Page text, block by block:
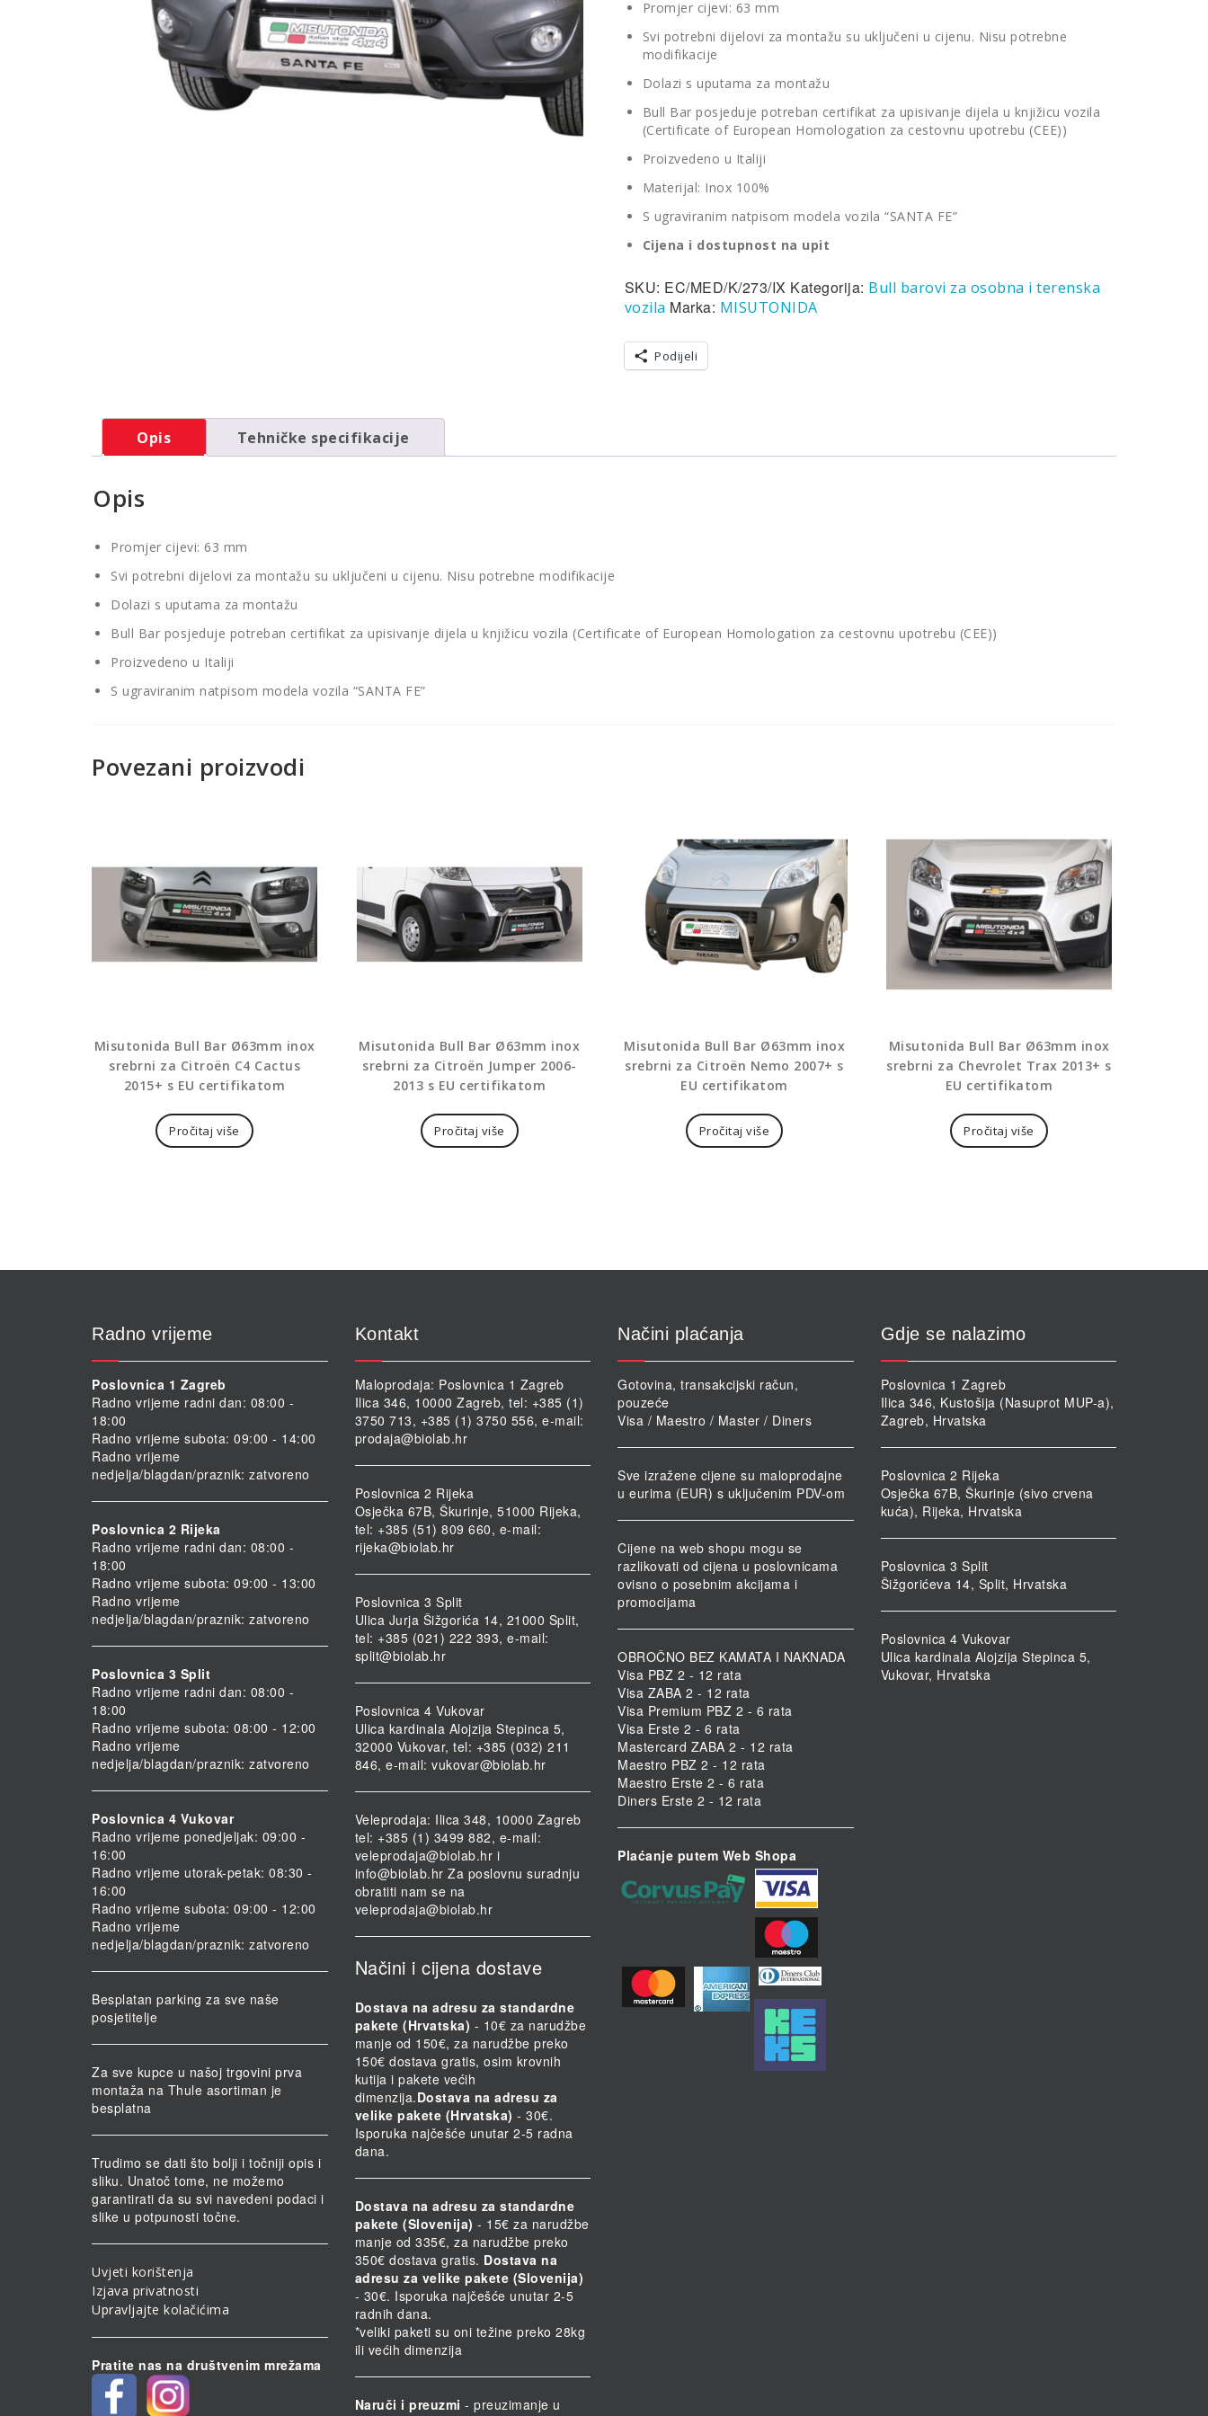
Promjer cijevi: 63 mm
Svi potrebni dijelovi za montažu su uključeni u cijenu. Nisu potrebne
modifikacije
Dolazi s uputama za montažu
Bull Bar posjeduje potreban certifikat za upisivanje dijela u knjižicu vozila
(Certificate of European Homologation za cestovnu upotrebu (CEE))
Proizvedeno u Italiji
Materijal: Inox 100%
S ugraviranim natpisom modela vozila “SANTA FE”
Cijena i dostupnost na upit
SKU: EC/MED/K/273/IX Kategorija: Bull barovi za osobna i terenska
vozila Marka: MISUTONIDA
Podijeli
Opis Tehničke specifikacije
Opis
Promjer cijevi: 63 mm
Svi potrebni dijelovi za montažu su uključeni u cijenu. Nisu potrebne modifikacije
Dolazi s uputama za montažu
Bull Bar posjeduje potreban certifikat za upisivanje dijela u knjižicu vozila (Certificate of European Homologation za cestovnu upotrebu (CEE))
Proizvedeno u Italiji
S ugraviranim natpisom modela vozila “SANTA FE”
Povezani proizvodi
Misutonida Bull Bar Ø63mm inox
srebrni za Citroën C4 Cactus
2015+ s EU certifikatom
Pročitaj više
Misutonida Bull Bar Ø63mm inox
srebrni za Citroën Jumper 2006-
2013 s EU certifikatom
Pročitaj više
Misutonida Bull Bar Ø63mm inox
srebrni za Citroën Nemo 2007+ s
EU certifikatom
Pročitaj više
Misutonida Bull Bar Ø63mm inox
srebrni za Chevrolet Trax 2013+ s
EU certifikatom
Pročitaj više
Radno vrijeme
Poslovnica 1 Zagreb
Radno vrijeme radni dan: 08:00 -
18:00
Radno vrijeme subota: 09:00 - 14:00
Radno vrijeme
nedjelja/blagdan/praznik: zatvoreno
Poslovnica 2 Rijeka
Radno vrijeme radni dan: 08:00 -
18:00
Radno vrijeme subota: 09:00 - 13:00
Radno vrijeme
nedjelja/blagdan/praznik: zatvoreno
Poslovnica 3 Split
Radno vrijeme radni dan: 08:00 -
18:00
Radno vrijeme subota: 08:00 - 12:00
Radno vrijeme
nedjelja/blagdan/praznik: zatvoreno
Poslovnica 4 Vukovar
Radno vrijeme ponedjeljak: 09:00 -
16:00
Radno vrijeme utorak-petak: 08:30 -
16:00
Radno vrijeme subota: 09:00 - 12:00
Radno vrijeme
nedjelja/blagdan/praznik: zatvoreno
Besplatan parking za sve naše
posjetitelje
Za sve kupce u našoj trgovini prva
montaža na Thule asortiman je
besplatna
Trudimo se dati što bolji i točniji opis i
sliku. Unatoč tome, ne možemo
garantirati da su svi navedeni podaci i
slike u potpunosti točne.
Uvjeti korištenja
Izjava privatnosti
Upravljajte kolačićima
Pratite nas na društvenim mrežama
Kontakt
Maloprodaja: Poslovnica 1 Zagreb
Ilica 346, 10000 Zagreb, tel: +385 (1)
3750 713, +385 (1) 3750 556, e-mail:
prodaja@biolab.hr
Poslovnica 2 Rijeka
Osječka 67B, Škurinje, 51000 Rijeka,
tel: +385 (51) 809 660, e-mail:
rijeka@biolab.hr
Poslovnica 3 Split
Ulica Jurja Šižgorića 14, 21000 Split,
tel: +385 (021) 222 393, e-mail:
split@biolab.hr
Poslovnica 4 Vukovar
Ulica kardinala Alojzija Stepinca 5,
32000 Vukovar, tel: +385 (032) 211
846, e-mail: vukovar@biolab.hr
Veleprodaja: Ilica 348, 10000 Zagreb
tel: +385 (1) 3499 882, e-mail:
veleprodaja@biolab.hr i
info@biolab.hr Za poslovnu suradnju
obratiti nam se na
veleprodaja@biolab.hr
Načini i cijena dostave
Dostava na adresu za standardne
pakete (Hrvatska) - 10€ za narudžbe
manje od 150€, za narudžbe preko
150€ dostava gratis, osim krovnih
kutija i pakete većih
dimenzija.Dostava na adresu za
velike pakete (Hrvatska) - 30€.
Isporuka najčešće unutar 2-5 radna
dana.
Dostava na adresu za standardne
pakete (Slovenija) - 15€ za narudžbe
manje od 335€, za narudžbe preko
350€ dostava gratis. Dostava na
adresu za velike pakete (Slovenija)
- 30€. Isporuka najčešće unutar 2-5
radnih dana.
*veliki paketi su oni težine preko 28kg
ili većih dimenzija
Naruči i preuzmi - preuzimanje u
Načini plaćanja
Gotovina, transakcijski račun,
pouzeće
Visa / Maestro / Master / Diners
Sve izražene cijene su maloprodajne
u eurima (EUR) s uključenim PDV-om
Cijene na web shopu mogu se
razlikovati od cijena u poslovnicama
ovisno o posebnim akcijama i
promocijama
OBROČNO BEZ KAMATA I NAKNADA
Visa PBZ 2 - 12 rata
Visa ZABA 2 - 12 rata
Visa Premium PBZ 2 - 6 rata
Visa Erste 2 - 6 rata
Mastercard ZABA 2 - 12 rata
Maestro PBZ 2 - 12 rata
Maestro Erste 2 - 6 rata
Diners Erste 2 - 12 rata
Plaćanje putem Web Shopa
Gdje se nalazimo
Poslovnica 1 Zagreb
Ilica 346, Kustošija (Nasuprot MUP-a),
Zagreb, Hrvatska
Poslovnica 2 Rijeka
Osječka 67B, Škurinje (sivo crvena
kuća), Rijeka, Hrvatska
Poslovnica 3 Split
Šižgorićeva 14, Split, Hrvatska
Poslovnica 4 Vukovar
Ulica kardinala Alojzija Stepinca 5,
Vukovar, Hrvatska